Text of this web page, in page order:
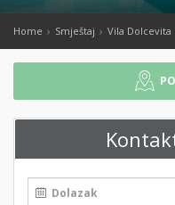
Home Smještaj Vila Dolcevita